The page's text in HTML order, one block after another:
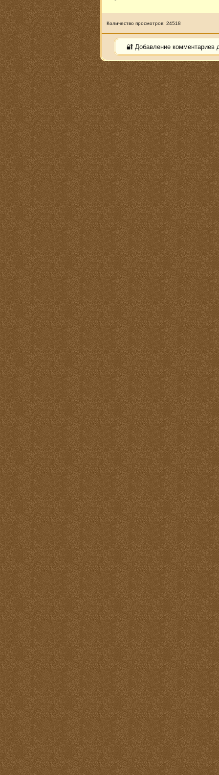
Количество просмотров: 24518
🔐 Добавление комментариев